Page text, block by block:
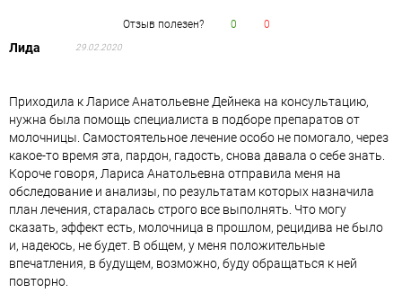
Отзыв полезен? 0 0
Лида 29.02.2020
Приходила к Ларисе Анатольевне Дейнека на консультацию,
нужна была помощь специалиста в подборе препаратов от
молочницы. Самостоятельное лечение особо не помогало, через
какое-то время эта, пардон, гадость, снова давала о себе знать.
Короче говоря, Лариса Анатольевна отправила меня на
обследование и анализы, по результатам которых назначила
план лечения, старалась строго все выполнять. Что могу
сказать, эффект есть, молочница в прошлом, рецидива не было
и, надеюсь, не будет. В общем, у меня положительные
впечатления, в будущем, возможно, буду обращаться к ней
повторно.